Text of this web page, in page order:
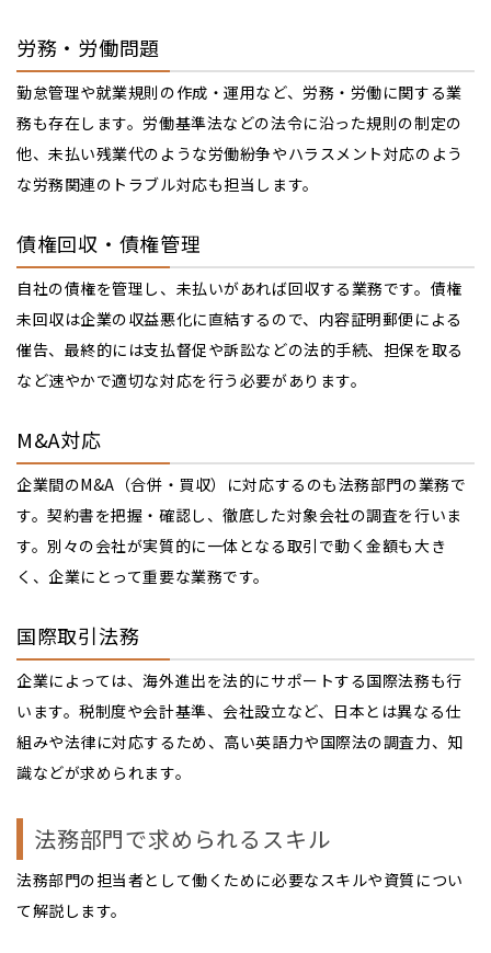
労務・労働問題
勤怠管理や就業規則の作成・運用など、労務・労働に関する業
務も存在します。労働基準法などの法令に沿った規則の制定の
他、未払い残業代のような労働紛争やハラスメント対応のよう
な労務関連のトラブル対応も担当します。
債権回収・債権管理
自社の債権を管理し、未払いがあれば回収する業務です。債権
未回収は企業の収益悪化に直結するので、内容証明郵便による
催告、最終的には支払督促や訴訟などの法的手続、担保を取る
など速やかで適切な対応を行う必要があります。
M&A対応
企業間のM&A（合併・買収）に対応するのも法務部門の業務で
す。契約書を把握・確認し、徹底した対象会社の調査を行いま
す。別々の会社が実質的に一体となる取引で動く金額も大き
く、企業にとって重要な業務です。
国際取引法務
企業によっては、海外進出を法的にサポートする国際法務も行
います。税制度や会計基準、会社設立など、日本とは異なる仕
組みや法律に対応するため、高い英語力や国際法の調査力、知
識などが求められます。
法務部門で求められるスキル
法務部門の担当者として働くために必要なスキルや資質につい
て解説します。